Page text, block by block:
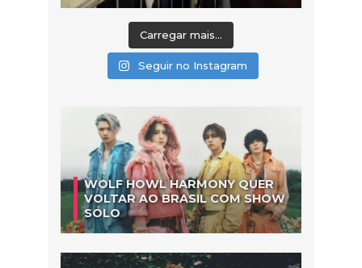
Carregar mais...
Seguir no Instagram
WOLF HOWL HARMONY QUER
VOLTAR AO BRASIL COM SHOW
SOLO